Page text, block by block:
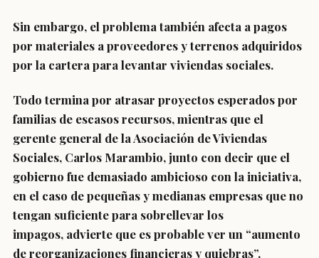
Sin embargo, el problema también afecta a pagos
por materiales a proveedores y terrenos adquiridos
por la cartera para levantar viviendas sociales.
Todo termina por atrasar proyectos esperados por
familias de escasos recursos, mientras que el
gerente general de la Asociación de Viviendas
Sociales, Carlos Marambio, junto con decir que el
gobierno fue demasiado ambicioso con la iniciativa,
en el caso de pequeñas y medianas empresas que no
tengan suficiente para sobrellevar los
impagos, advierte que es probable ver un “aumento
de reorganizaciones financieras y quiebras”.